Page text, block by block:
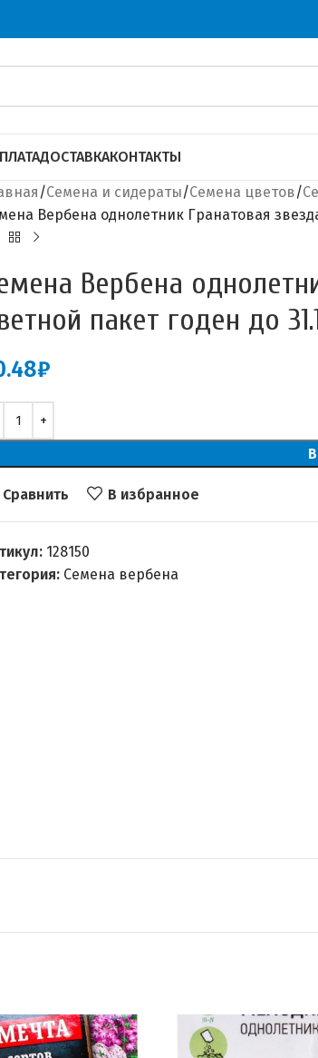
ДОСТАВКАКОНТАКТЫ
Семена и сидераты Семена цветов
Вербена однолетник Гранатовая
Вербена
пакет годен до
₽
Сравнить В избранное
128150
Семена вербена